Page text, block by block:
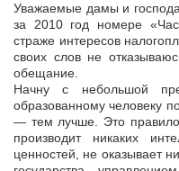
Уважаемые дамы и
за 2010 год номере
страже интересов
своих слов не
обещание.
Начну с небольшой
образованному человеку
— тем лучше. Это
производит никаких
ценностей, не оказывает